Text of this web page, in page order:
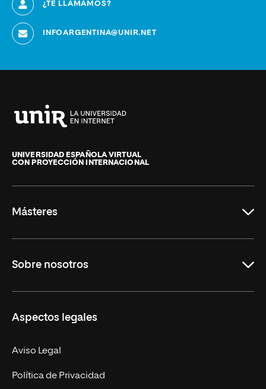
¿TE LLAMAMOS?
INFOARGENTINA@UNIR.NET
de
La
UNIVERSIDAD ESPAÑOLA VIRTUAL
CON PROYECCIÓN INTERNACIONAL
Másteres
Derecho
Ciencias de la Seguridad
Empresa
MBA
Marketing y Comunicación
Sobre nosotros
Nuestro Equipo
Contacto
Aspectos legales
Aviso Legal
Política de Privacidad